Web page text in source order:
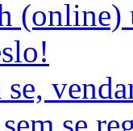
(online)